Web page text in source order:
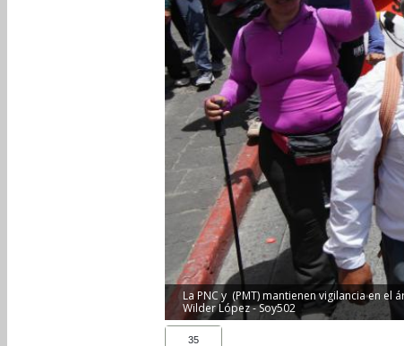
La PNC y (PMT) mantienen vigilancia en
Wilder López - Soy502
35